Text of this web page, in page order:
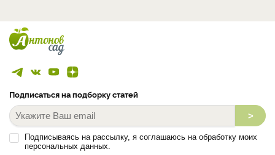
Подписаться на подборку статей
>
Подписываясь на рассылку, я соглашаюсь на обработку моих
персональных данных.